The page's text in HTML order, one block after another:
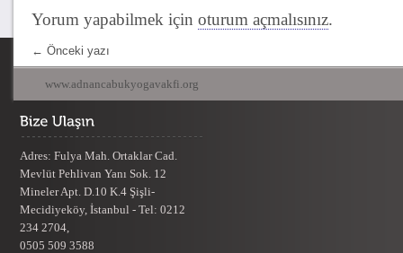
Yorum yapabilmek için oturum açmalısınız.
← Önceki yazı
www.adnancabukyogavakfi.org
Adres: Fulya Mah. Ortaklar Cad.
Mevlüt Pehlivan Yanı Sok. 12
Mineler Apt. D.10 K.4 Şişli-
Mecidiyeköy, İstanbul - Tel: 0212
234 2704,
0505 509 3588